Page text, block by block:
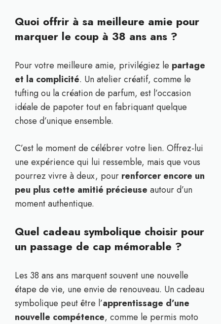
Quoi offrir à sa meilleure amie pour
marquer le coup à 38 ans ans ?
Pour votre meilleure amie, privilégiez le partage
et la complicité. Un atelier créatif, comme le
tufting ou la création de parfum, est l’occasion
idéale de papoter tout en fabriquant quelque
chose d’unique ensemble.
C’est le moment de célébrer votre lien. Offrez-lui
une expérience qui lui ressemble, mais que vous
pourrez vivre à deux, pour renforcer encore un
peu plus cette amitié précieuse autour d’un
moment authentique.
Quel cadeau symbolique choisir pour
un passage de cap mémorable ?
Les 38 ans ans marquent souvent une nouvelle
étape de vie, une envie de renouveau. Un cadeau
symbolique peut être l’apprentissage d’une
nouvelle compétence, comme le permis moto